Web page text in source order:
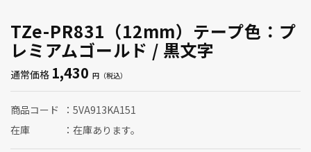
TZe-PR831（12mm）テープ色：プ
レミアムゴールド / 黒文字
通常価格 1,430
商品コード
5VA913KA151
在庫
在庫あります。